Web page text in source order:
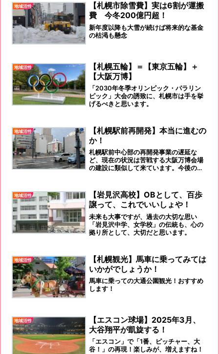
地域活性
【札幌市除雪費】実は6割が運搬
費 今冬200億円超！
新年度以降も大雪が続けば将来的な基金
の枯渇も懸念
地域活性
【札幌五輪】＝【東京五輪】＋
【大阪万博】
「2030年冬季オリンピック・パラリン
ピック」大会の誘致に、札幌市は手を挙
げるべきと思います。
地域活性
【札幌駅前再開発】本当に進むの
か！
札幌駅前中心部の再開発事業の遅延な
ど、現在の状況は苦戦する大阪万博会場
の建設に類似して来ています。今後の需
地域活性
【岩見沢高校】OBとして、百歩
譲って、これでいいしょや！
未来も大事ですが、過去の大切な思い
「岩見沢中学、女学校」の伝統も、心の
拠り所として、大切だと思います。
地域活性
【札幌観光】馬車に乗ってみては
いかがでしょうか！
馬車に乗っての大通公園観光！おすすめ
します！
地域活性
【エスコン球場】2025年3月、
大谷翔平が凱旋する！
「エスコン」で「1番、ピッチャー、大
谷！」の再現！楽しみが、増えますね！